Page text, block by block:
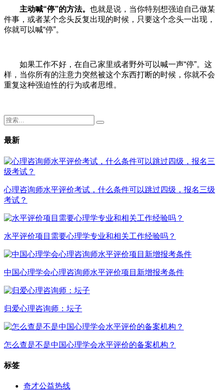
主动喊“停”的方法。 也就是说，当你特别想强迫自己做某
件事，或者某个念头反复出现的时候，只要这个念头一出现，
你就可以喊“停”。
如果工作不好，在自己家里或者野外可以喊一声“停”。这
样，当你所有的注意力突然被这个东西打断的时候，你就不会
重复这种强迫性的行为或者思维。
最新
心理咨询师水平评价考试，什么条件可以跳过四级，报名三级
考试？
水平评价项目需要心理学专业和相关工作经验吗？
中国心理学会心理咨询师水平评价项目新增报考条件
归爱心理咨询师：坛子
怎么查是不是中国心理学会水平评价的备案机构？
标签
奇才公益热线